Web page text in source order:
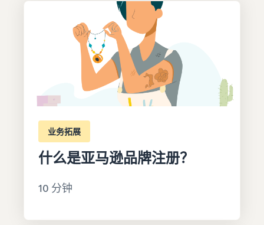
业务拓展
什么是亚马逊品牌注册？
10 分钟